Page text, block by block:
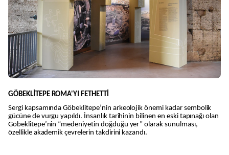
GÖBEKLİTEPE ROMA'YI FETHETTİ
Sergi kapsamında Göbeklitepe’nin arkeolojik önemi kadar sembolik
gücüne de vurgu yapıldı. İnsanlık tarihinin bilinen en eski tapınağı olan
Göbeklitepe’nin “medeniyetin doğduğu yer” olarak sunulması,
özellikle akademik çevrelerin takdirini kazandı.